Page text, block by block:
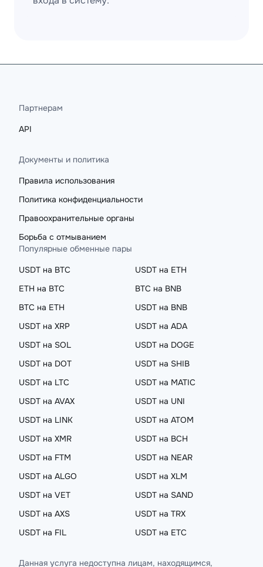
Партнерам
API
Документы и политика
Правила использования
Политика конфиденциальности
Правоохранительные органы
Борьба с отмыванием
Популярные обменные пары
USDT на BTC
USDT на ETH
ETH на BTC
BTC на BNB
BTC на ETH
USDT на BNB
USDT на XRP
USDT на ADA
USDT на SOL
USDT на DOGE
USDT на DOT
USDT на SHIB
USDT на LTC
USDT на MATIC
USDT на AVAX
USDT на UNI
USDT на LINK
USDT на ATOM
USDT на XMR
USDT на BCH
USDT на FTM
USDT на NEAR
USDT на ALGO
USDT на XLM
USDT на VET
USDT на SAND
USDT на AXS
USDT на TRX
USDT на FIL
USDT на ETC
Данная услуга недоступна лицам, находящимся,